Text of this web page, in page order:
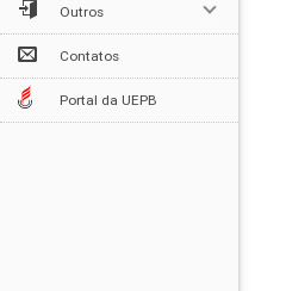
Outros
Contatos
Portal da UEPB